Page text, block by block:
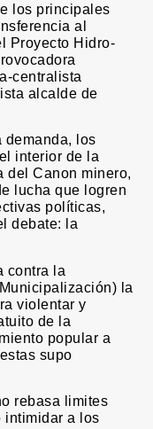
los principales
al
Proyecto Hidro-
centralista
alcalde de
demanda, los
interior de la
del Canon minero,
lucha que logren
políticas,
debate: la
contra la
la
violentar y
de la
popular a
supo
rebasa limites
intimidar a los